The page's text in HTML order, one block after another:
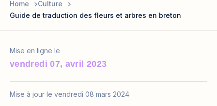
Home
Culture
Guide de traduction des fleurs et arbres en breton
Mise en ligne le
vendredi 07, avril 2023
Mise à jour le vendredi 08 mars 2024